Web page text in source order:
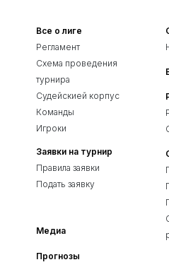
Все о лиге
Регламент
Схема проведения
турнира
Судейскией корпус
Команды
Игроки
Заявки на турнир
Правила заявки
Подать заявку
Медиа
Прогнозы